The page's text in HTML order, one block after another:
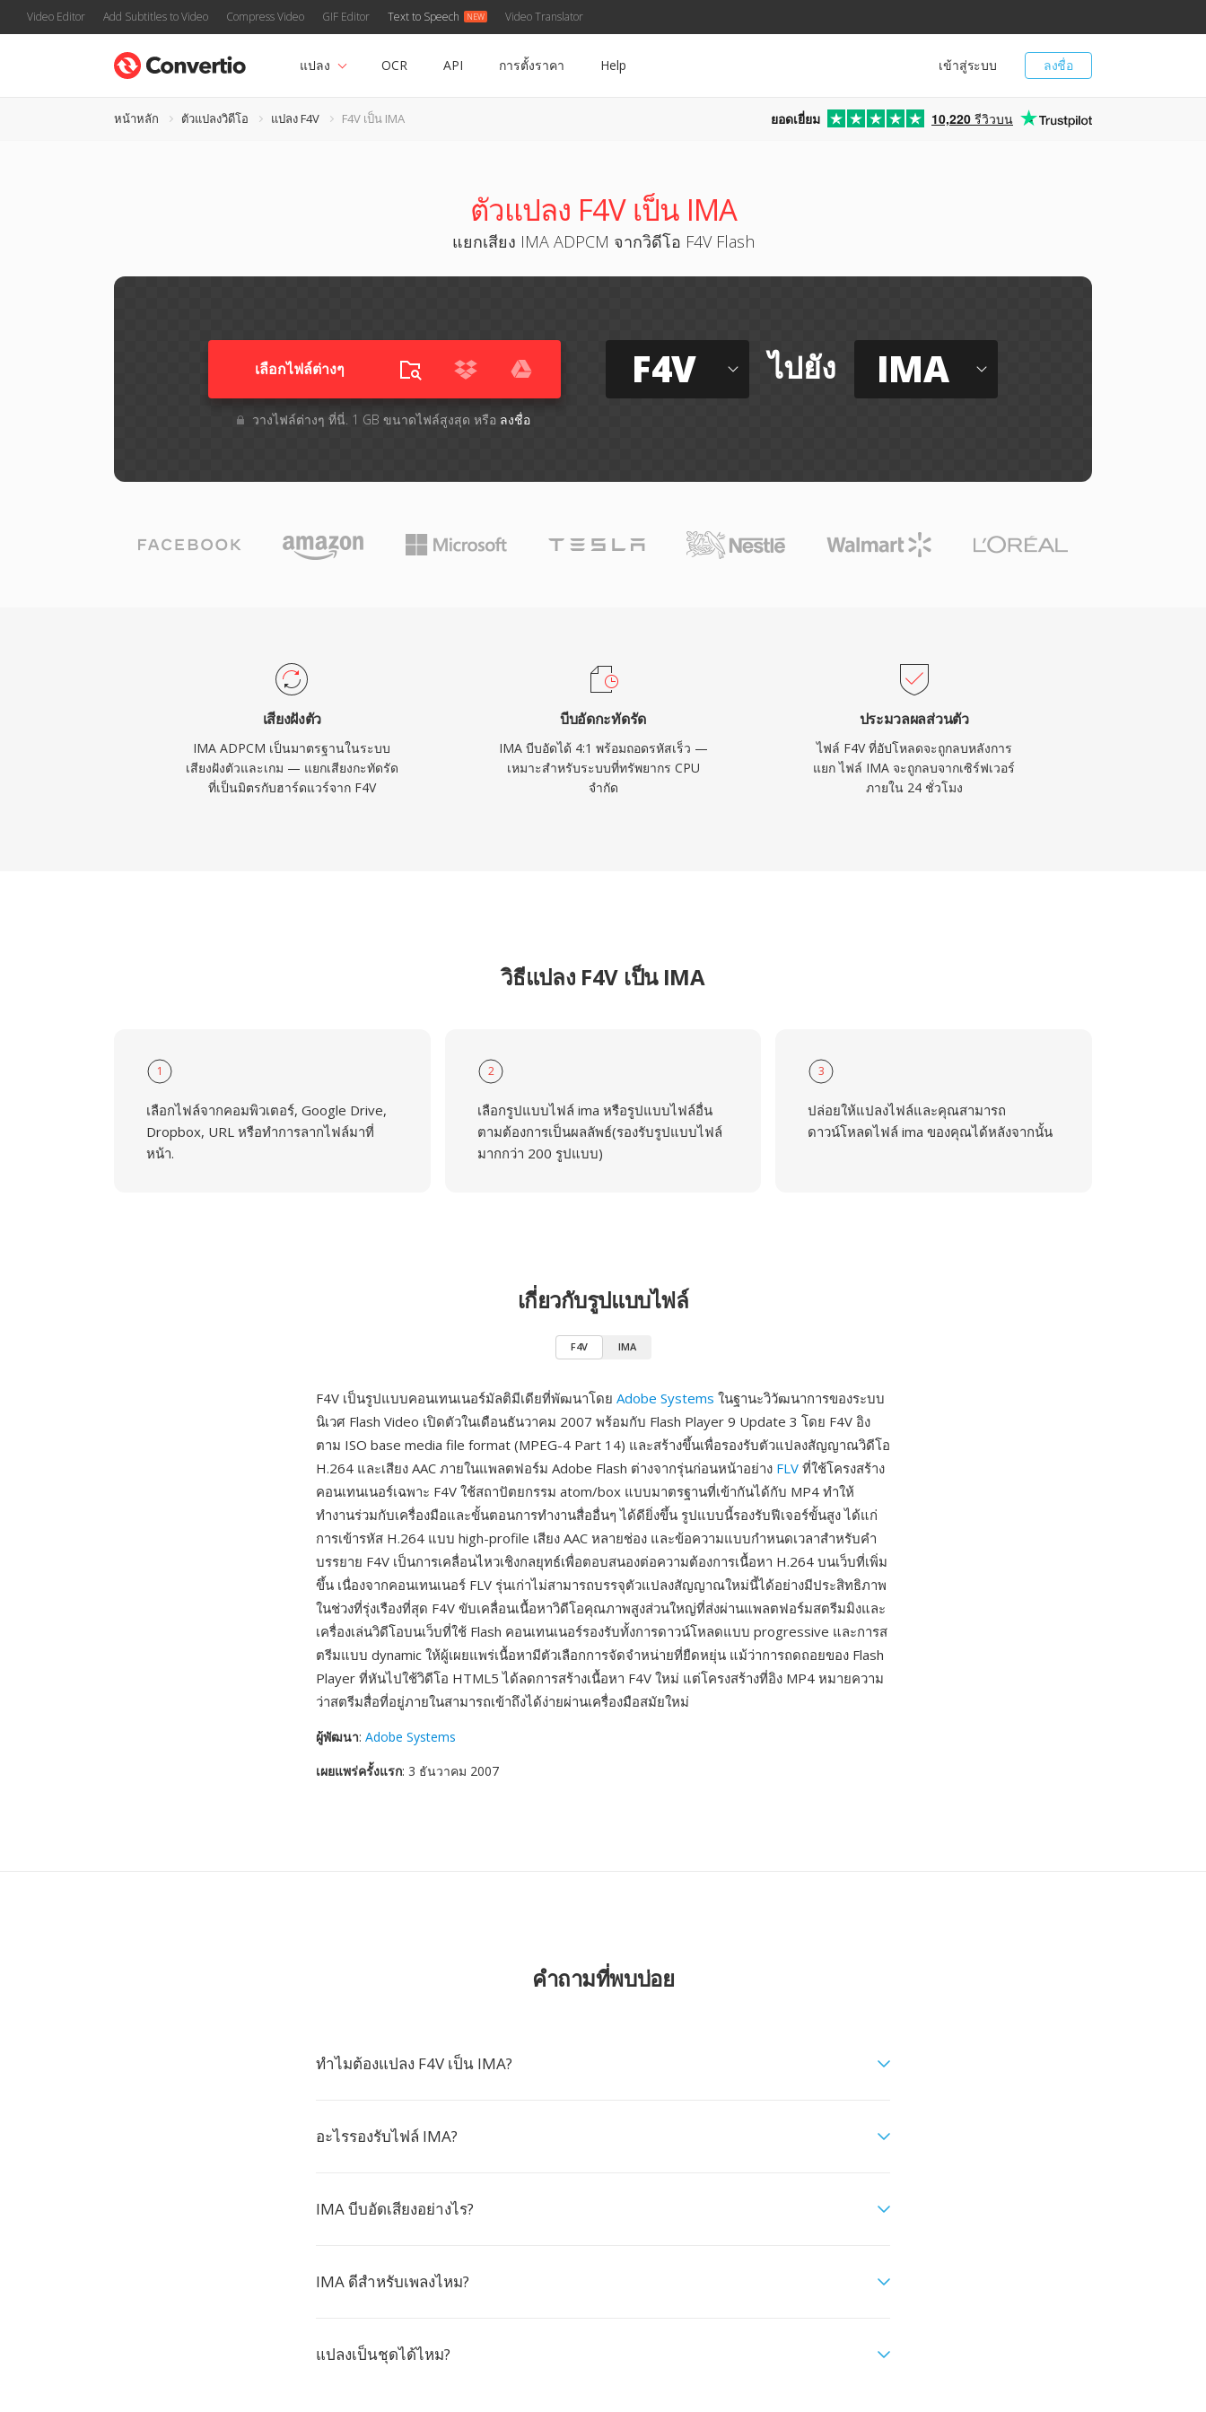
Video Editor Add Subtitles to Video Compress Video GIF Editor Text to Speech Video Translator
ลงชื่อ
เข้าสู่ระบบ
แปลง OCR API การตั้งราคา Help
หน้าหลัก ตัวแปลงวิดีโอ แปลง F4V F4V เป็น IMA ยอดเยี่ยม 10,220 รีวิวบน
ตัวแปลง F4V เป็น IMA
แยกเสียง IMA ADPCM จากวิดีโอ F4V Flash
เลือกไฟล์ต่างๆ​
วางไฟล์ต่างๆ​ ที่นี่. 1 GB ขนาดไฟล์สูงสุด หรือ ลงชื่อ
F4V ไปยัง IMA
เสียงฝังตัว
IMA ADPCM เป็นมาตรฐานในระบบ
เสียงฝังตัวและเกม — แยกเสียงกะทัดรัด
ที่เป็นมิตรกับฮาร์ดแวร์จาก F4V
บีบอัดกะทัดรัด
IMA บีบอัดได้ 4:1 พร้อมถอดรหัสเร็ว —
เหมาะสำหรับระบบที่ทรัพยากร CPU
จำกัด
ประมวลผลส่วนตัว
ไฟล์ F4V ที่อัปโหลดจะถูกลบหลังการ
แยก ไฟล์ IMA จะถูกลบจากเซิร์ฟเวอร์
ภายใน 24 ชั่วโมง
วิธีแปลง F4V เป็น IMA
1
เลือกไฟล์จากคอมพิวเตอร์, Google Drive,
Dropbox, URL หรือทำการลากไฟล์มาที่
หน้า.
2
เลือกรูปแบบไฟล์ ima หรือรูปแบบไฟล์อื่น
ตามต้องการเป็นผลลัพธ์(รองรับรูปแบบไฟล์
มากกว่า 200 รูปแบบ)
3
ปล่อยให้แปลงไฟล์และคุณสามารถ
ดาวน์โหลดไฟล์ ima ของคุณได้หลังจากนั้น
เกี่ยวกับรูปแบบไฟล์
F4V IMA
F4V เป็นรูปแบบคอนเทนเนอร์มัลติมีเดียที่พัฒนาโดย Adobe Systems ในฐานะวิวัฒนาการของระบบ
นิเวศ Flash Video เปิดตัวในเดือนธันวาคม 2007 พร้อมกับ Flash Player 9 Update 3 โดย F4V อิง
ตาม ISO base media file format (MPEG-4 Part 14) และสร้างขึ้นเพื่อรองรับตัวแปลงสัญญาณวิดีโอ
H.264 และเสียง AAC ภายในแพลตฟอร์ม Adobe Flash ต่างจากรุ่นก่อนหน้าอย่าง FLV ที่ใช้โครงสร้าง
คอนเทนเนอร์เฉพาะ F4V ใช้สถาปัตยกรรม atom/box แบบมาตรฐานที่เข้ากันได้กับ MP4 ทำให้
ทำงานร่วมกับเครื่องมือและขั้นตอนการทำงานสื่ออื่นๆ ได้ดียิ่งขึ้น รูปแบบนี้รองรับฟีเจอร์ขั้นสูง ได้แก่
การเข้ารหัส H.264 แบบ high-profile เสียง AAC หลายช่อง และข้อความแบบกำหนดเวลาสำหรับคำ
บรรยาย F4V เป็นการเคลื่อนไหวเชิงกลยุทธ์เพื่อตอบสนองต่อความต้องการเนื้อหา H.264 บนเว็บที่เพิ่ม
ขึ้น เนื่องจากคอนเทนเนอร์ FLV รุ่นเก่าไม่สามารถบรรจุตัวแปลงสัญญาณใหม่นี้ได้อย่างมีประสิทธิภาพ
ในช่วงที่รุ่งเรืองที่สุด F4V ขับเคลื่อนเนื้อหาวิดีโอคุณภาพสูงส่วนใหญ่ที่ส่งผ่านแพลตฟอร์มสตรีมมิงและ
เครื่องเล่นวิดีโอบนเว็บที่ใช้ Flash คอนเทนเนอร์รองรับทั้งการดาวน์โหลดแบบ progressive และการส
ตรีมแบบ dynamic ให้ผู้เผยแพร่เนื้อหามีตัวเลือกการจัดจำหน่ายที่ยืดหยุ่น แม้ว่าการถดถอยของ Flash
Player ที่หันไปใช้วิดีโอ HTML5 ได้ลดการสร้างเนื้อหา F4V ใหม่ แต่โครงสร้างที่อิง MP4 หมายความ
ว่าสตรีมสื่อที่อยู่ภายในสามารถเข้าถึงได้ง่ายผ่านเครื่องมือสมัยใหม่
ผู้พัฒนา: Adobe Systems
เผยแพร่ครั้งแรก: 3 ธันวาคม 2007
คำถามที่พบบ่อย
ทำไมต้องแปลง F4V เป็น IMA?
อะไรรองรับไฟล์ IMA?
IMA บีบอัดเสียงอย่างไร?
IMA ดีสำหรับเพลงไหม?
แปลงเป็นชุดได้ไหม?